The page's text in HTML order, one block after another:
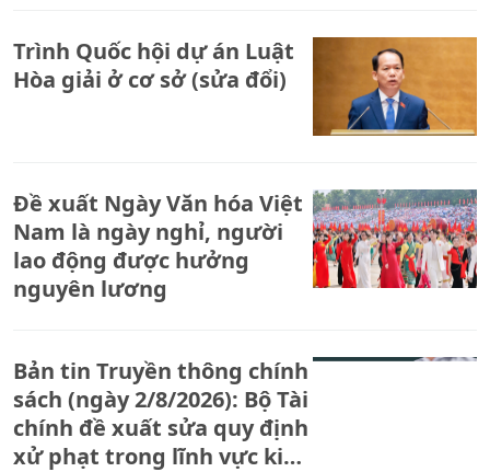
Trình Quốc hội dự án Luật
Hòa giải ở cơ sở (sửa đổi)
Đề xuất Ngày Văn hóa Việt
Nam là ngày nghỉ, người
lao động được hưởng
nguyên lương
Bản tin Truyền thông chính
sách (ngày 2/8/2026): Bộ Tài
chính đề xuất sửa quy định
xử phạt trong lĩnh vực kinh